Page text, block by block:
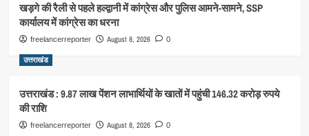
खड़गे की रैली से पहले हल्द्वानी में कांग्रेस और पुलिस आमने-सामने, SSP
कार्यालय में कांग्रेस का धरना
freelancerreporter August 8, 2026 0
उत्तराखंड
उत्तराखंड : 9.87 लाख पेंशन लाभार्थियों के खातों में पहुंची 146.32 करोड़ रुपये
की राशि
freelancerreporter August 8, 2026 0